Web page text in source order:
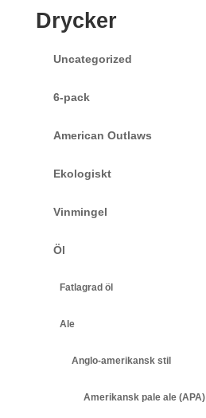
Drycker
Uncategorized
6-pack
American Outlaws
Ekologiskt
Vinmingel
Öl
Fatlagrad öl
Ale
Anglo-amerikansk stil
Amerikansk pale ale (APA)